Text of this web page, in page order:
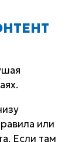
или
Если там